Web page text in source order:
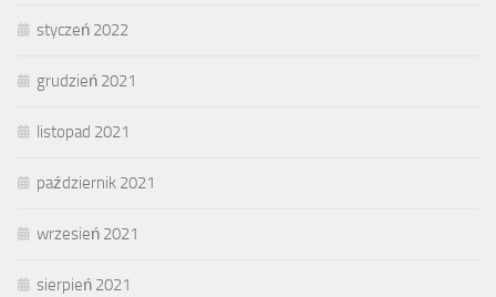
styczeń 2022
grudzień 2021
listopad 2021
październik 2021
wrzesień 2021
sierpień 2021